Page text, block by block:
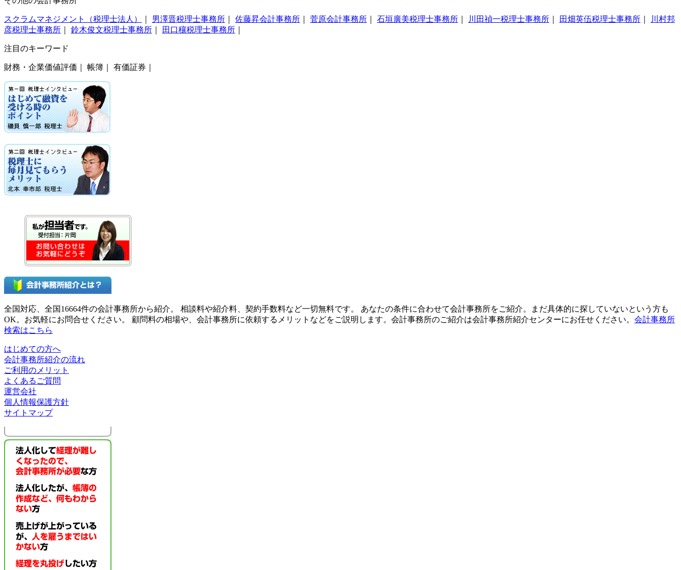
スクラムマネジメント（税理士法人） 男澤晋税理士事務所 佐藤昇会計事務所 菅原会計事務所 石垣廣美税理士事務所 川田禎一税理士事務所 田畑英伍税理士事務所
川村邦
彦税理士事務所
鈴木俊文税理士事務所 田口穰税理士事務所
注目のキーワード
財務・企業価値評価｜ 帳簿｜ 有価証券｜
全国対応、全国16664件の会計事務所から紹介。 相談料や紹介料、契約手数料など一切無料です。 あなたの条件に合わせて会計事務所をご紹介。まだ具体的に探していないという方も
OK。お気軽にお問合せください。 顧問料の相場や、会計事務所に依頼するメリットなどをご説明します。会計事務所のご紹介は会計事務所紹介センターにお任せください。 会計事務所
検索はこちら
はじめての方へ
会計事務所紹介の流れ
ご利用のメリット
よくあるご質問
運営会社
個人情報保護方針
サイトマップ